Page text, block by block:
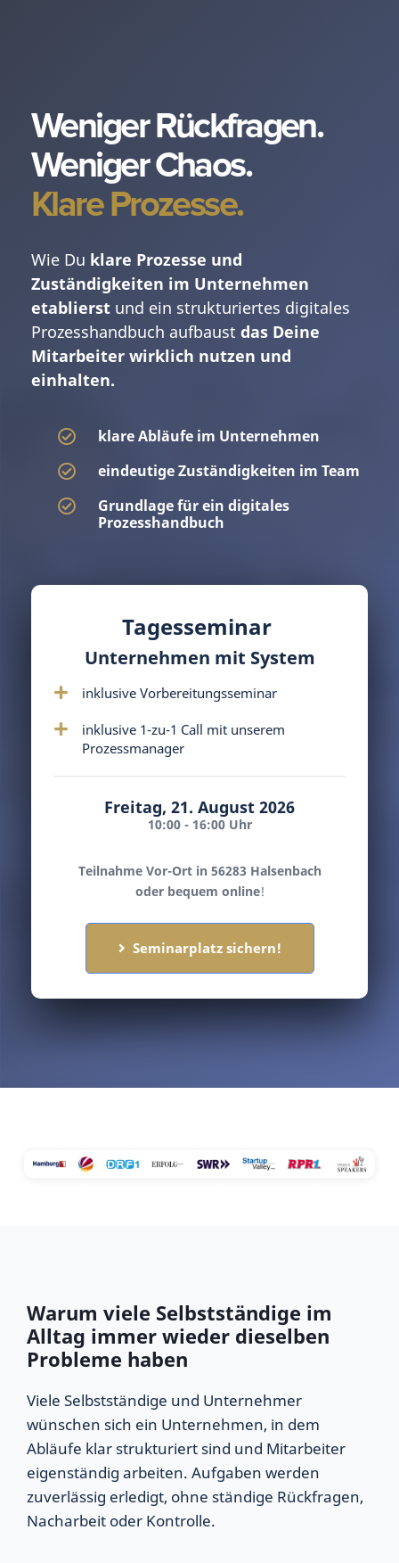
Weniger Rückfragen.
Weniger Chaos.
Klare Prozesse.
Wie Du klare Prozesse und
Zuständigkeiten im Unternehmen
etablierst und ein strukturiertes digitales
Prozesshandbuch aufbaust das Deine
Mitarbeiter wirklich nutzen und
einhalten.
klare Abläufe im Unternehmen
eindeutige Zuständigkeiten im Team
Grundlage für ein digitales
Prozesshandbuch
Tagesseminar
Unternehmen mit System
inklusive Vorbereitungsseminar
inklusive 1-zu-1 Call mit unserem
Prozessmanager
Freitag, 21. August 2026
10:00 - 16:00 Uhr
Teilnahme Vor-Ort in 56283 Halsenbach
oder bequem online!
Seminarplatz sichern!
Warum viele Selbstständige im
Alltag immer wieder dieselben
Probleme haben
Viele Selbstständige und Unternehmer
wünschen sich ein Unternehmen, in dem
Abläufe klar strukturiert sind und Mitarbeiter
eigenständig arbeiten. Aufgaben werden
zuverlässig erledigt, ohne ständige Rückfragen,
Nacharbeit oder Kontrolle.